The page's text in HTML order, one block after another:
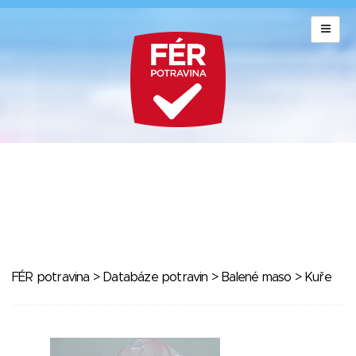
FÉR potravina > Databáze potravin > Balené maso > Kuře